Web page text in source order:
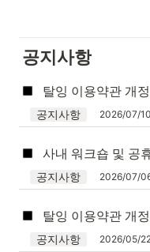
공지사항
탈잉 이용약관 개
공지사항 2026/07/10
공지사항 2026/07/
탈잉 이용약관 개
공지사항 2026/05/